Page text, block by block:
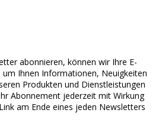
abonnieren, können wir Ihre E-
um Ihnen Informationen, Neuigkeiten
Produkten und Dienstleistungen
Abonnement jederzeit mit Wirkung
am Ende eines jeden Newsletters